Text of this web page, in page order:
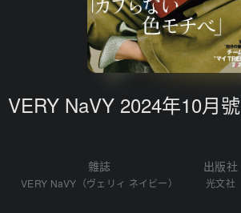
VERY NaVY 2024年10月號
雜誌
VERY NaVY（ヴェリィ ネイビー）
出版社
光文社